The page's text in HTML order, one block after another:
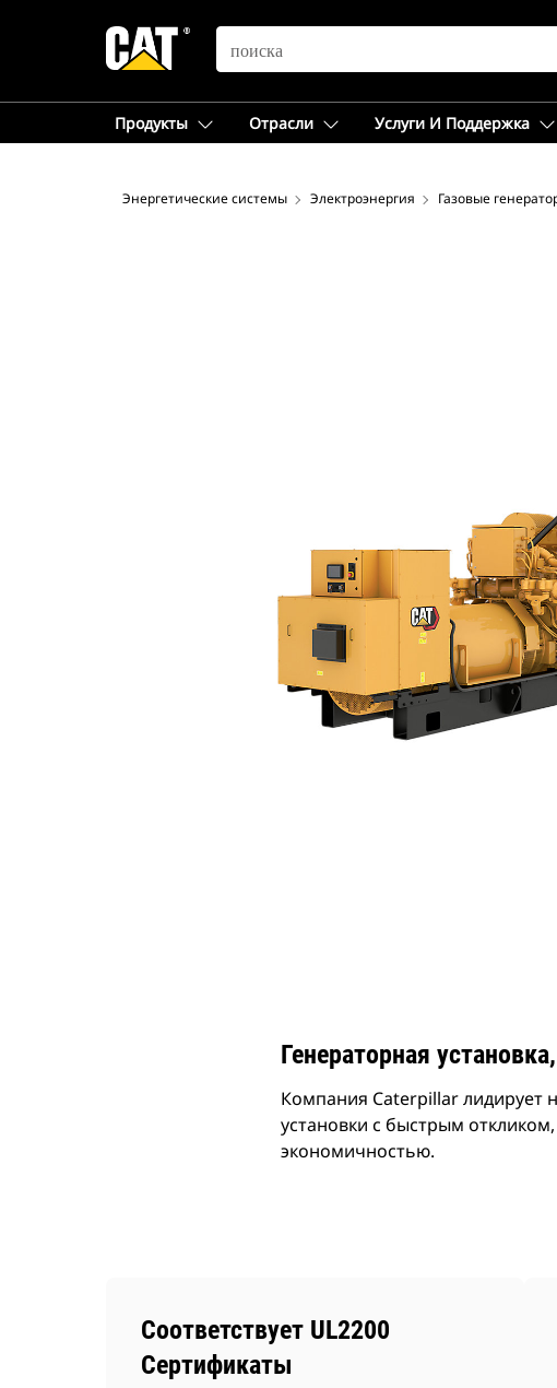
SEARCH
Продукты Отрасли Услуги И Поддержка
Энергетические системы Электроэнергия Газовые
Генераторная
Компания Caterpillar лидирует
установки с быстрым
экономичностью.
Соответствует UL2200
Сертификаты